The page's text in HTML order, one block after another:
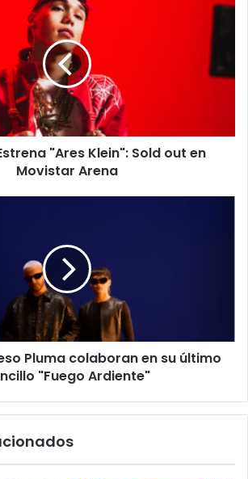
"Ares Klein": Sold out en
Movistar Arena
Pluma colaboran en su último
"Fuego Ardiente"